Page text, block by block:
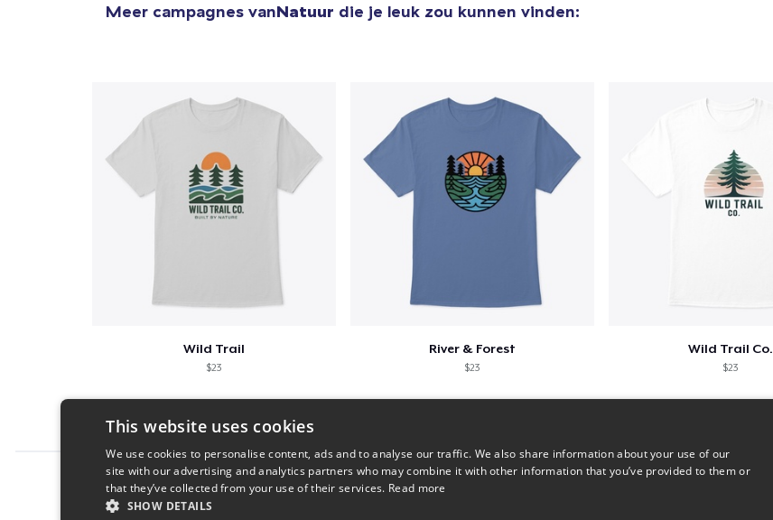
Meer campagnes vanNatuur die je leuk zou kunnen vinden:
Wild Trail
$23
River & Forest
$23
Wild Trail Co.
$23
Report this product
This website uses cookies
We use cookies to personalise content, ads and to analyse our traffic. We also share information about your use of our
site with our advertising and analytics partners who may combine it with other information that you’ve provided to them or
that they’ve collected from your use of their services. Read more
SHOW DETAILS